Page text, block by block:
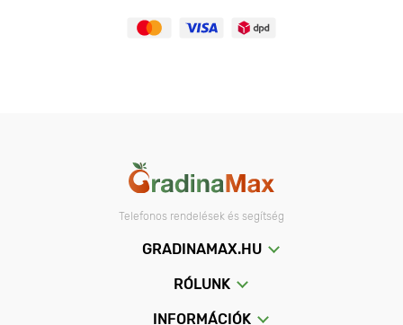
Telefonos rendelések és segítség
GRADINAMAX.HU
RÓLUNK
INFORMÁCIÓK